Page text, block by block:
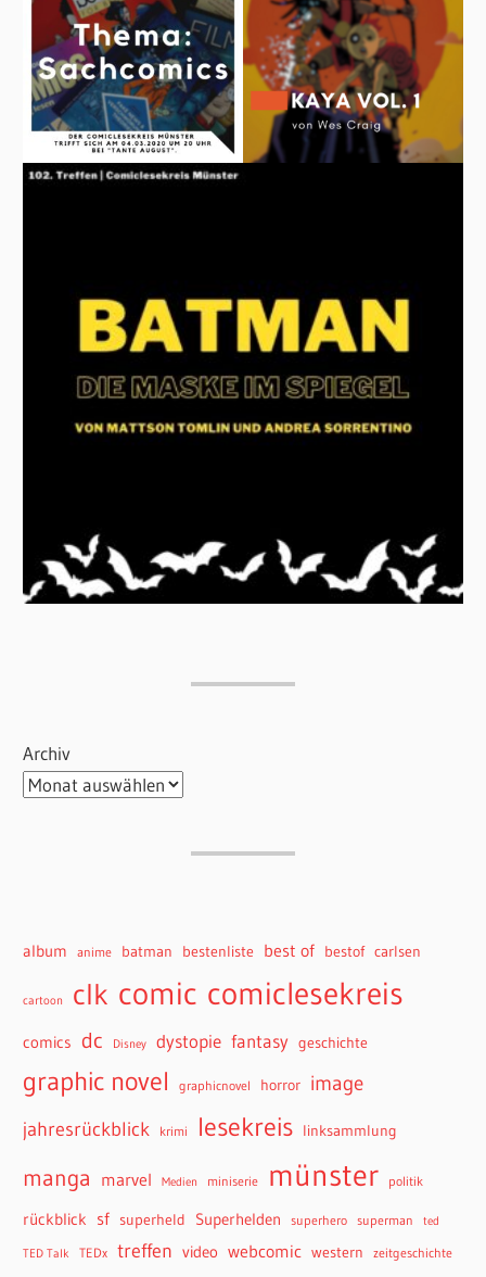
Archiv
album anime batman bestenliste best of bestof carlsen
cartoon clk comic comiclesekreis
comics dc Disney dystopie fantasy geschichte
graphic novel graphicnovel horror image
jahresrückblick krimi lesekreis linksammlung
manga marvel Medien miniserie münster politik
rückblick sf superheld Superhelden superhero superman ted
TED Talk TEDx treffen video webcomic western zeitgeschichte